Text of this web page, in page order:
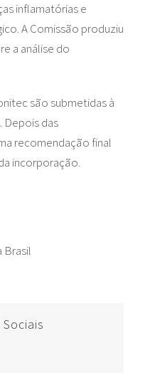
inflamatórias e
A Comissão produziu
a análise do
são submetidas à
Depois das
recomendação final
incorporação.
Brasil